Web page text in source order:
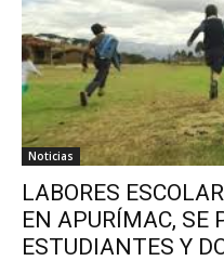
Noticias
LABORES
EN APURÍMAC, SE
ESTUDIANTES Y